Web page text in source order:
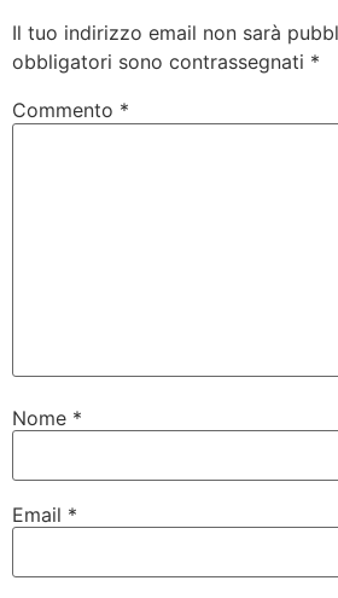
Il tuo indirizzo email non sarà
obbligatori sono contrassegnati *
Commento *
Nome *
Email *